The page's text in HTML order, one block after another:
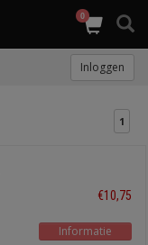
0
Inloggen
1
€10,75
Informatie